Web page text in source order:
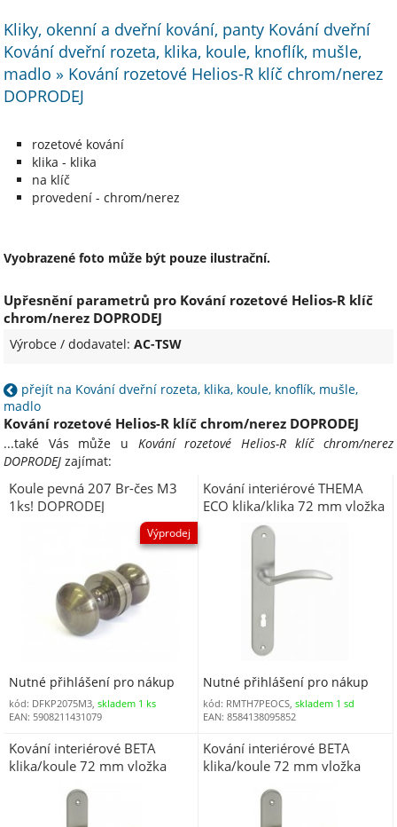
Kliky, okenní a dveřní kování, panty Kování dveřní
Kování dveřní rozeta, klika, koule, knoflík, mušle,
madlo » Kování rozetové Helios-R klíč chrom/nerez
DOPRODEJ
rozetové kování
klika - klika
na klíč
provedení - chrom/nerez
Vyobrazené foto může být pouze ilustrační.
Upřesnění parametrů pro Kování rozetové Helios-R klíč
chrom/nerez DOPRODEJ
Výrobce / dodavatel:AC-TSW
přejít na Kování dveřní rozeta, klika, koule, knoflík, mušle,
madlo
Kování rozetové Helios-R klíč chrom/nerez DOPRODEJ
...také Vás může u Kování rozetové Helios-R klíč chrom/nerez
DOPRODEJ zajímat:
Koule pevná 207 Br-čes M3
1ks! DOPRODEJ
Výprodej
Nutné přihlášení pro nákup
kód: DFKP2075M3, skladem 1 ks
EAN: 5908211431079
Kování interiérové THEMA
ECO klika/klika 72 mm vložka
chrom broušený OCS
Nutné přihlášení pro nákup
kód: RMTH7PEOCS,skladem 1 sd
EAN: 8584138095852
Kování interiérové BETA
klika/koule 72 mm vložka
Kování interiérové BETA
klika/koule 72 mm vložka